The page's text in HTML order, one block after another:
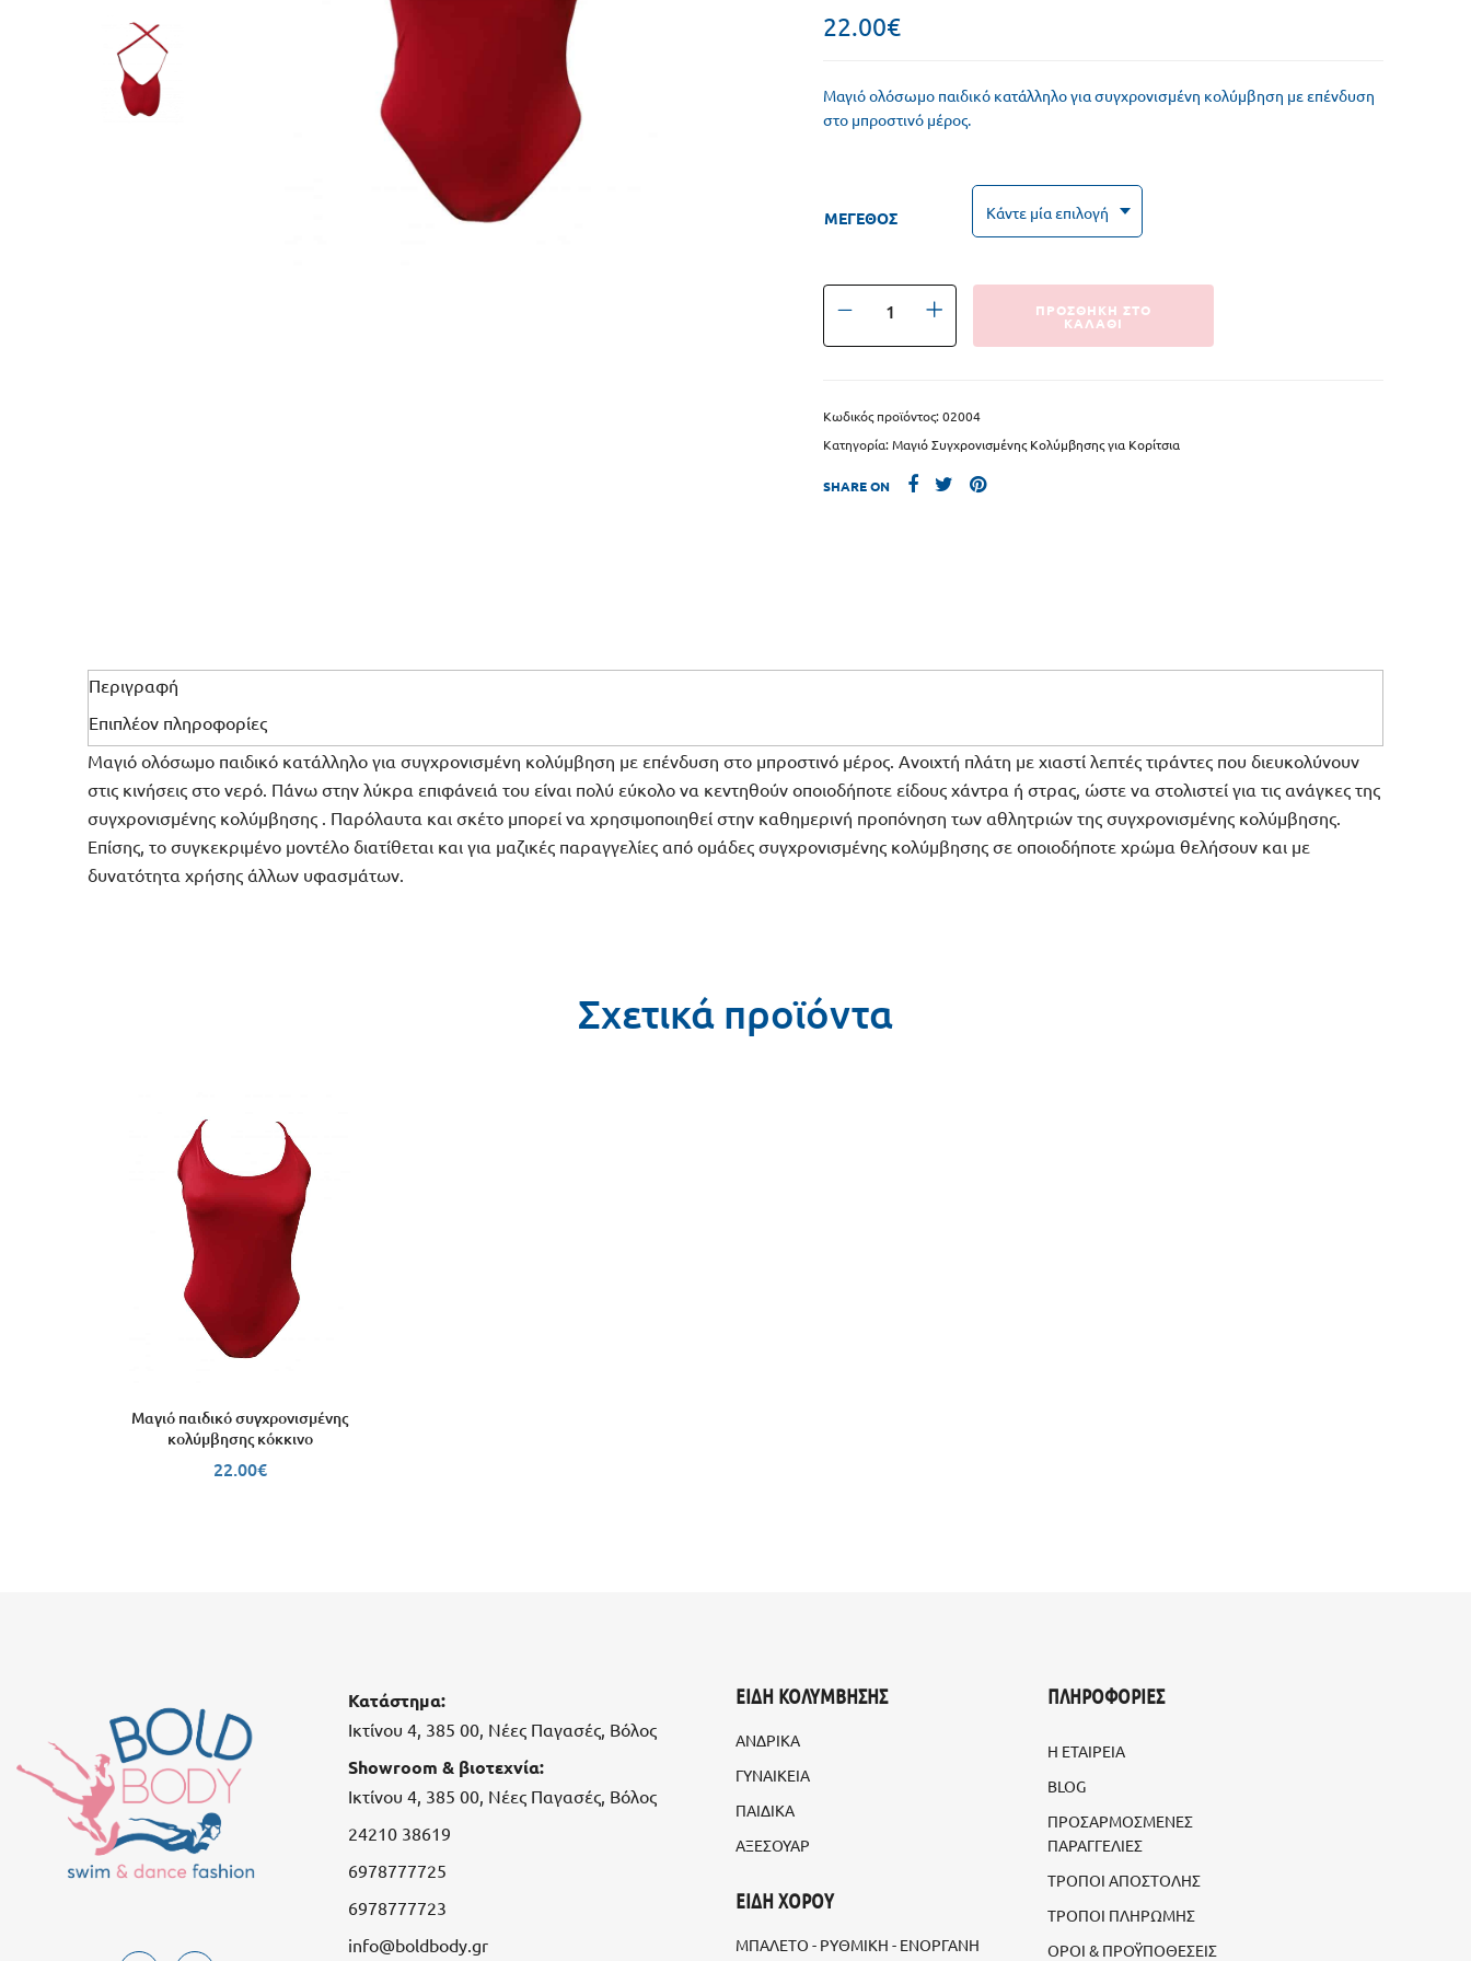
Μαγιό Πάλης – Κωπηλατικά
Baby Swim Ιμάντες Κολύμβησης
Βατραχοπέδιλα
22.00€
Μαγιό ολόσωμο παιδικό κατάλληλο για συγχρονισμένη κολύμβηση με επένδυση
στο μπροστινό μέρος.
ΜΕΓΕΘΟΣ
ΠΡΟΣΘΗΚΗ ΣΤΟ
ΚΑΛΑΘΙ
Κωδικός προϊόντος:02004
Κατηγορία:Μαγιό Συγχρονισμένης Κολύμβησης για Κορίτσια
SHARE ON
Περιγραφή
Επιπλέον πληροφορίες
Μαγιό ολόσωμο παιδικό κατάλληλο για συγχρονισμένη κολύμβηση με επένδυση στο μπροστινό μέρος. Ανοιχτή πλάτη με χιαστί λεπτές τιράντες που διευκολύνουν
στις κινήσεις στο νερό. Πάνω στην λύκρα επιφάνειά του είναι πολύ εύκολο να κεντηθούν οποιοδήποτε είδους χάντρα ή στρας, ώστε να στολιστεί για τις ανάγκες της
συγχρονισμένης κολύμβησης . Παρόλαυτα και σκέτο μπορεί να χρησιμοποιηθεί στην καθημερινή προπόνηση των αθλητριών της συγχρονισμένης κολύμβησης.
Επίσης, το συγκεκριμένο μοντέλο διατίθεται και για μαζικές παραγγελίες από ομάδες συγχρονισμένης κολύμβησης σε οποιοδήποτε χρώμα θελήσουν και με
δυνατότητα χρήσης άλλων υφασμάτων.
Σχετικά προϊόντα
Μαγιό παιδικό συγχρονισμένης
κολύμβησης κόκκινο
22.00€
Κατάστημα:
Ικτίνου 4, 385 00, Νέες Παγασές, Βόλος
Showroom & βιοτεχνία:
Ικτίνου 4, 385 00, Νέες Παγασές, Βόλος
24210 38619
6978777725
6978777723
info@boldbody.gr
ΕΙΔΗ ΚΟΛΥΜΒΗΣΗΣ
ΑΝΔΡΙΚΑ
ΓΥΝΑΙΚΕΙΑ
ΠΑΙΔΙΚΑ
ΑΞΕΣΟΥΑΡ
ΕΙΔΗ ΧΟΡΟΥ
ΜΠΑΛΕΤΟ - ΡΥΘΜΙΚΗ - ΕΝΟΡΓΑΝΗ
ΠΛΗΡΟΦΟΡΙΕΣ
Η ΕΤΑΙΡΕΙΑ
BLOG
ΠΡΟΣΑΡΜΟΣΜΕΝΕΣ
ΠΑΡΑΓΓΕΛΙΕΣ
ΤΡΟΠΟΙ ΑΠΟΣΤΟΛΗΣ
ΤΡΟΠΟΙ ΠΛΗΡΩΜΗΣ
ΟΡΟΙ & ΠΡΟΫΠΟΘΕΣΕΙΣ